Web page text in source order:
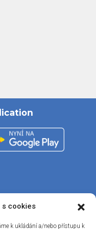
s cookies
k ukládání a/nebo přístupu k